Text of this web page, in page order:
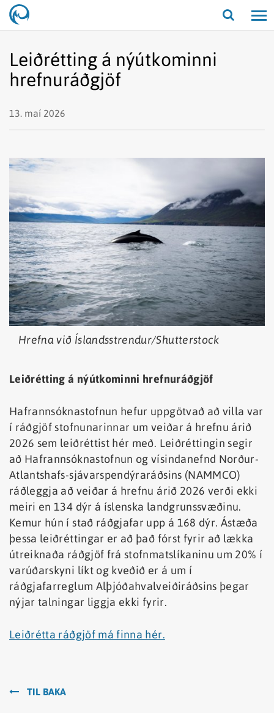
Opna/
Leiðrétting á nýútkominni
hrefnuráðgjöf
13. maí 2026
Hrefna við Íslandsstrendur/Shutterstock
Leiðrétting á nýútkominni hrefnuráðgjöf
Hafrannsóknastofnun hefur uppgötvað að villa var
í ráðgjöf stofnunarinnar um veiðar á hrefnu árið
2026 sem leiðréttist hér með. Leiðréttingin segir
að Hafrannsóknastofnun og vísindanefnd Norður-
Atlantshafs-sjávarspendýraráðsins (NAMMCO)
ráðleggja að veiðar á hrefnu árið 2026 verði ekki
meiri en 134 dýr á íslenska landgrunssvæðinu.
Kemur hún í stað ráðgjafar upp á 168 dýr. Ástæða
þessa leiðréttingar er að það fórst fyrir að lækka
útreiknaða ráðgjöf frá stofnmatslíkaninu um 20% í
varúðarskyni líkt og kveðið er á um í
ráðgjafarreglum Alþjóðahvalveiðiráðsins þegar
nýjar talningar liggja ekki fyrir.
Leiðrétta ráðgjöf má finna hér.
TIL BAKA